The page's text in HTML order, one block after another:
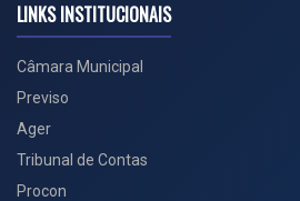
LINKS INSTITUCIONAIS
Câmara Municipal
Previso
Ager
Tribunal de Contas
Procon